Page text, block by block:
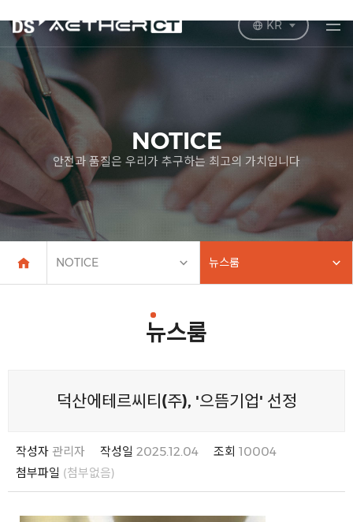
KR
NOTICE
안전과 품질은 우리가 추구하는 최고의 가치입니다
NOTICE 뉴스룸
뉴스룸
덕산에테르씨티(주), '으뜸기업' 선정
작성자 관리자 작성일 2025.12.04 조회 10004
첨부파일 (첨부없음)